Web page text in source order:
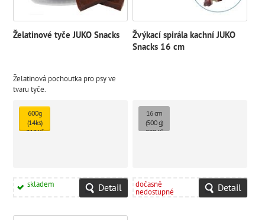
Želatinové tyče JUKO Snacks
Želatinová pochoutka pro psy ve
tvaru tyče.
600g
(14ks)
212 Kč
skladem Detail
Žvýkací spirála kachní JUKO
Snacks 16 cm
16 cm
(500 g)
290 Kč
dočasně
nedostupné Detail